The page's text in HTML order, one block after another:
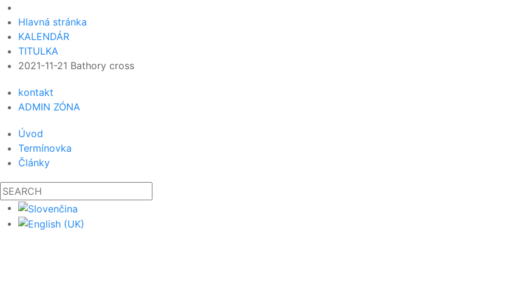
Hlavná stránka
KALENDÁR
TITULKA
2021-11-21 Bathory cross
kontakt
ADMIN ZÓNA
Úvod
Termínovka
Články